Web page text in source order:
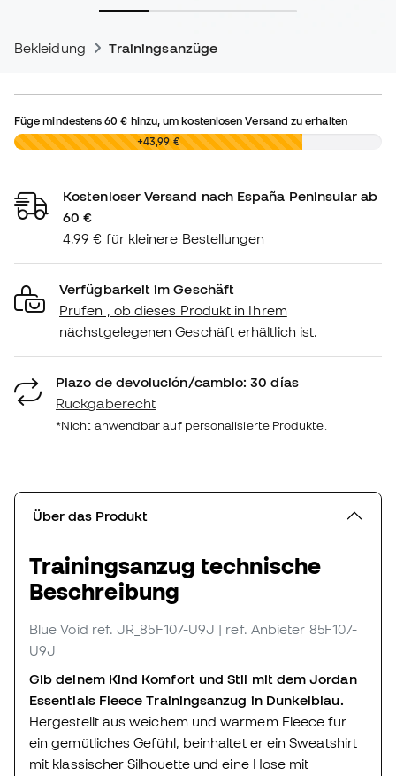
Bekleidung Trainingsanzüge
Füge mindestens60 € hinzu, um kostenlosen Versand zu erhalten
0,00 € +43,99 €
Kostenloser Versand nach España Peninsular ab
60 €
4,99 € für kleinere Bestellungen
Verfügbarkeit im Geschäft
Prüfen , ob dieses Produkt in Ihrem
nächstgelegenen Geschäft erhältlich ist.
Plazo de devolución/cambio: 30 días
Rückgaberecht
*Nicht anwendbar auf personalisierte Produkte.
Über das Produkt
Trainingsanzug technische
Beschreibung
Blue Void ref. JR_85F107-U9J | ref. Anbieter 85F107-
U9J
Gib deinem Kind Komfort und Stil mit dem Jordan
Essentials Fleece Trainingsanzug in Dunkelblau.
Hergestellt aus weichem und warmem Fleece für
ein gemütliches Gefühl, beinhaltet er ein Sweatshirt
mit klassischer Silhouette und eine Hose mit